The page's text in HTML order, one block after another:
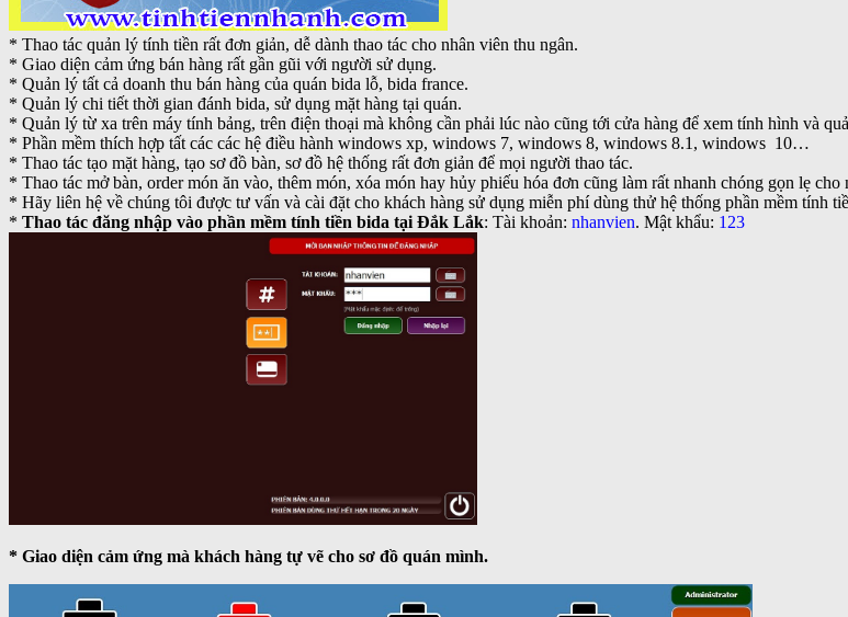
* Thao tác quản lý tính tiền rất đơn giản, dễ dành thao tác cho nhân viên thu ngân.
* Giao diện cảm ứng bán hàng rất gần gũi với người sử dụng.
* Quản lý tất cả doanh thu bán hàng của quán bida lỗ, bida france.
* Quản lý chi tiết thời gian đánh bida, sử dụng mặt hàng tại quán.
* Quản lý từ xa trên máy tính bảng, trên điện thoại mà không cần phải lúc nào cũng tới cửa hàng để xem tính hình và
* Phần mềm thích hợp tất các các hệ điều hành windows xp, windows 7, windows 8, windows 8.1, windows 10…
* Thao tác tạo mặt hàng, tạo sơ đồ bàn, sơ đồ hệ thống rất đơn giản để mọi người thao tác.
* Thao tác mở bàn, order món ăn vào, thêm món, xóa món hay hủy phiếu hóa đơn cũng làm rất nhanh chóng gọn lẹ cho
* Hãy liên hệ về chúng tôi được tư vấn và cài đặt cho khách hàng sử dụng miễn phí dùng thử hệ thống phần mềm tính
* Thao tác đăng nhập vào phần mềm tính tiền bida tại Đắk Lắk: Tài khoản: nhanvien. Mật khẩu: 123
* Giao diện cảm ứng mà khách hàng tự vẽ cho sơ đồ quán mình.